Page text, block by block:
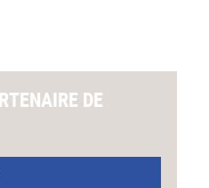
DE